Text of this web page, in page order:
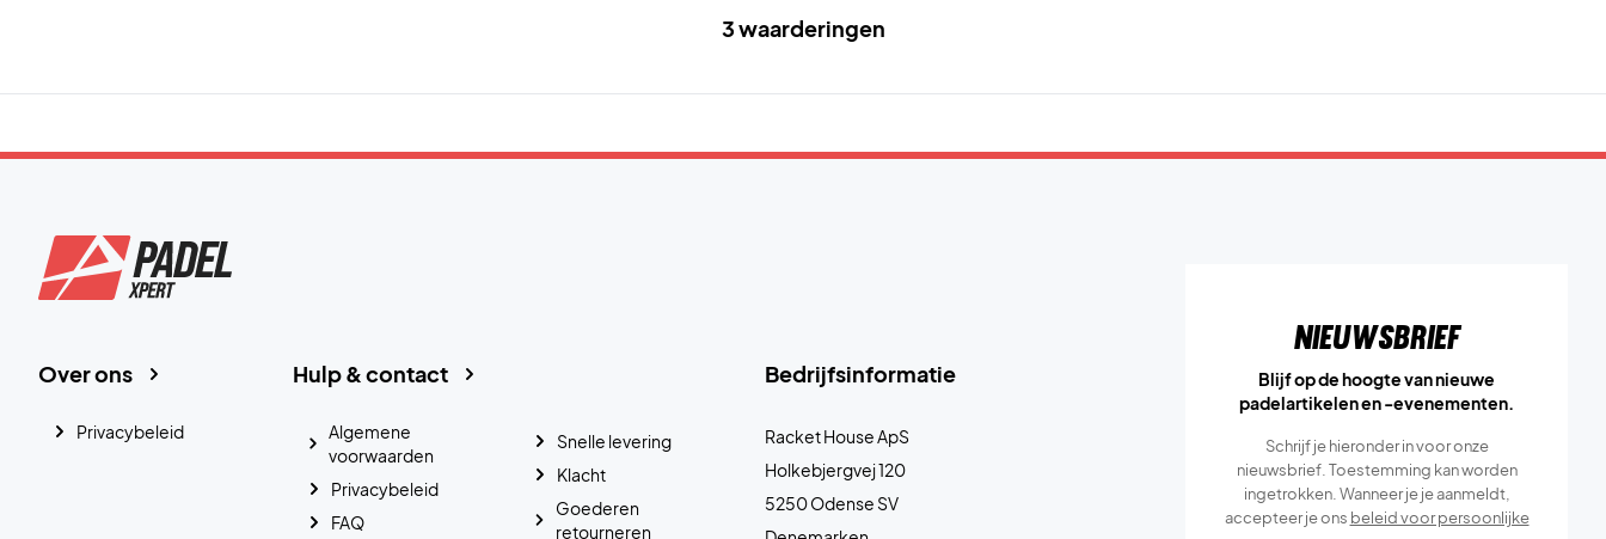
3 waarderingen
Bedrijfsinformatie
Racket House ApS
Holkebjergvej 120
5250 Odense SV
Hulp & contact
Algemene
voorwaarden
Privacybeleid
FAQ
Snelle levering
Klacht
Goederen
retourneren
Over ons
Privacybeleid
Nieuwsbrief
Blijf op de hoogte van nieuwe
padelartikelen en -evenementen.
Schrijf je hieronder in voor onze
nieuwsbrief. Toestemming kan worden
ingetrokken. Wanneer je je aanmeldt,
accepteer je ons beleid voor persoonlijke